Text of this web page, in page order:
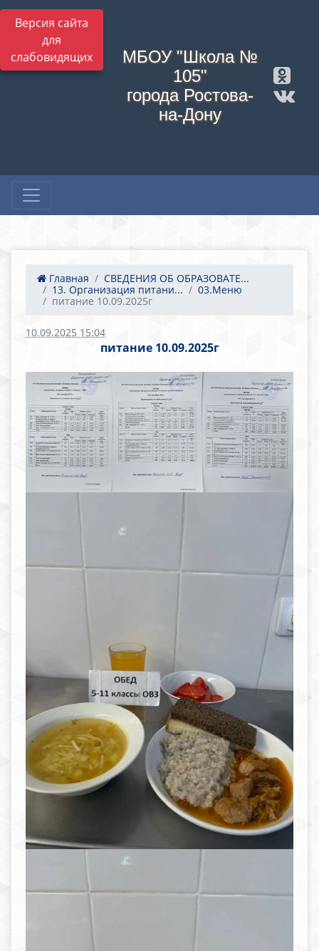
Версия сайта
для
слабовидящих
МБОУ "Школа №
105"
города Ростова-
на-Дону
Главная
СВЕДЕНИЯ ОБ ОБРАЗОВАТЕ...
13. Организация питани...
03.Меню
питание 10.09.2025г
10.09.2025 15:04
питание 10.09.2025г